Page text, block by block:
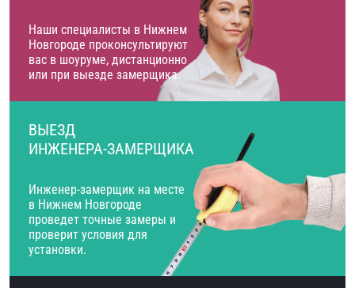
Наши специалисты в Нижнем
Новгороде проконсультируют
вас в шоуруме, дистанционно
или при выезде замерщика.
ВЫЕЗД
ИНЖЕНЕРА-ЗАМЕРЩИКА
Инженер-замерщик на месте
в Нижнем Новгороде
проведет точные замеры и
проверит условия для
установки.